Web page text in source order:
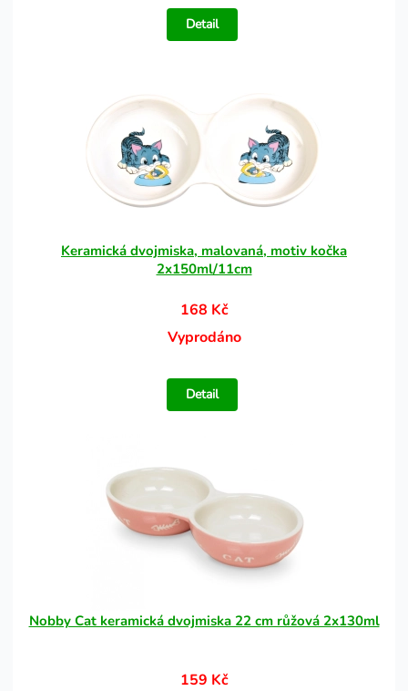
Detail
Keramická dvojmiska, malovaná, motiv kočka
2x150ml/11cm
168 Kč
Vyprodáno
Detail
Nobby Cat keramická dvojmiska 22 cm růžová 2x130ml
159 Kč